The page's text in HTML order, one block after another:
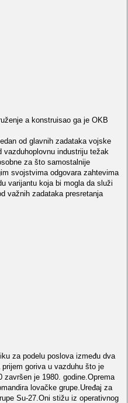
a konstruisao ga je OKB
od glavnih zadataka vojske
industriju težak
za što samostalnije
svojstvima odgovara zahtevima
varijantu koja bi mogla da služi
važnih zadataka presretanja
za podelu poslova između dva
goriva u vazduhu što je
završen je 1980. godine.Oprema
lovačke grupe.Uređaj za
Su-27.Oni stižu iz operativnog